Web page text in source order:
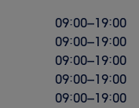
09:00–19:00
09:00–19:00
09:00–19:00
09:00–19:00
09:00–19:00